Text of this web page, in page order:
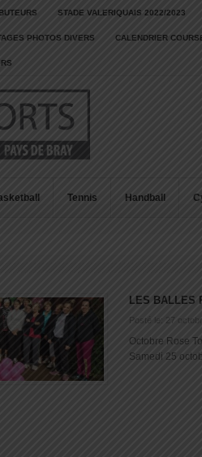
STADE VALERIQUAIS 2022/2023
PHOTOS DIVERS CALENDRIER
Tennis Handball
LES BALLES
Posté le: 27
Octobre Rose
Samedi 25